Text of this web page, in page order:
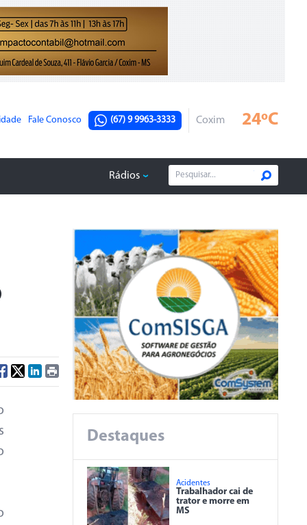
Fale Conosco (67) 9 9963-3333 Coxim 24ºC
Rádios
Destaques
Acidentes
Trabalhador cai de
trator e morre em
MS